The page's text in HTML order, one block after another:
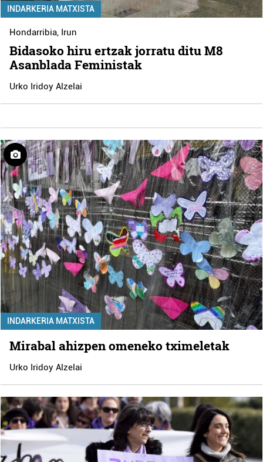
INDARKERIA MATXISTA
Hondarribia Irun
Bidasoko hiru ertzak jorratu ditu M8
Asanblada Feministak
Urko Iridoy Alzelai
INDARKERIA MATXISTA
Mirabal ahizpen omeneko tximeletak
Urko Iridoy Alzelai